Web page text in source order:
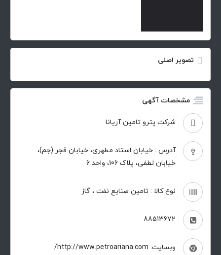
تصویر اصلی
مشخصات آگهی
شرکت پترو تامین آریانا
آدرس : خیابان استاد مطهری، خیابان فجر (جم)،
خیابان لطفی، پلاک 106، واحد 6
نوع کالا : تامین صنایع نفت ، گاز
88513672
وبسایت: http://www.petroariana.com/